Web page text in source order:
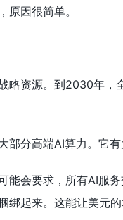
原因很简单。
略资源。到2030年
部分高端AI算力。它
能会要求，所有AI服
绑起来。这能让美元的